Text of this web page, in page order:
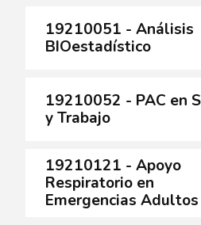
19210051 - Análisis
BIOestadístico
19210052 - PAC en
y Trabajo
19210121 - Apoyo
Respiratorio en
Emergencias Adultos